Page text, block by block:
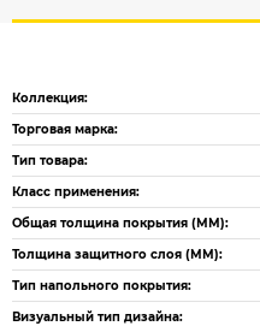
Коллекция:
Торговая марка:
Тип товара:
Класс применения:
Общая толщина покрытия (ММ):
Толщина защитного слоя (ММ):
Тип напольного покрытия:
Визуальный тип дизайна: